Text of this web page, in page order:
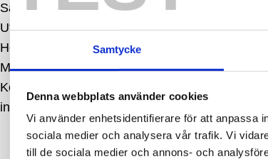
Samtycke
Denna webbplats använder cookies
Vi använder enhetsidentifierare för att anpassa
sociala medier och analysera vår trafik. Vi
till de sociala medier och annons- och
Säkerhetsutrustning för alltför högt vakuum
Utrustad med en elektrisk driven
Hela drivdelen med vakuumpump och
Maskinhuset i stål, är utrustad med dörr på
Komplett styr- och reglersystem i dammtätt
inbyggd.